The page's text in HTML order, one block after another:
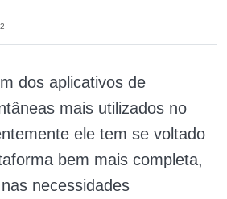
dos aplicativos de
mais utilizados no
ele tem se voltado
bem mais completa,
necessidades